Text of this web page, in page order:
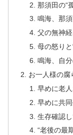
那須田の“
鳴海、那
父の無神
母の怒り
鳴海、自
お一人様の
早めに老
早めに共
生存確認
“老後の最